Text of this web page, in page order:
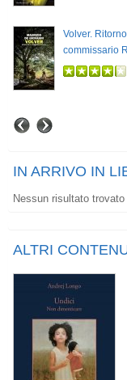
Volver.
commissario
IN ARRIVO IN
Nessun risultato trovato
ALTRI